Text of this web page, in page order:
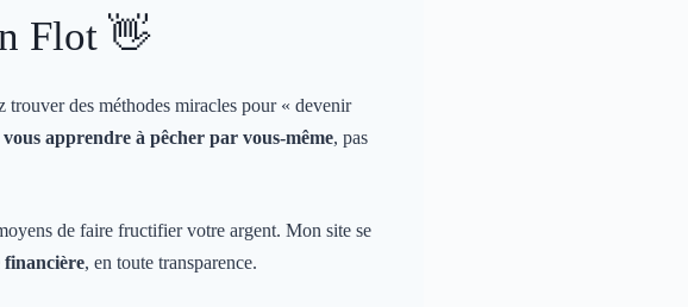
Flot 👋
trouver des méthodes miracles pour « devenir
vous apprendre à pêcher par vous-même, pas
de faire fructifier votre argent. Mon site se
financière, en toute transparence.